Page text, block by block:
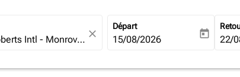
close
Départ
fc-booking-departure-date-
15/08/2026 today fc-
22/